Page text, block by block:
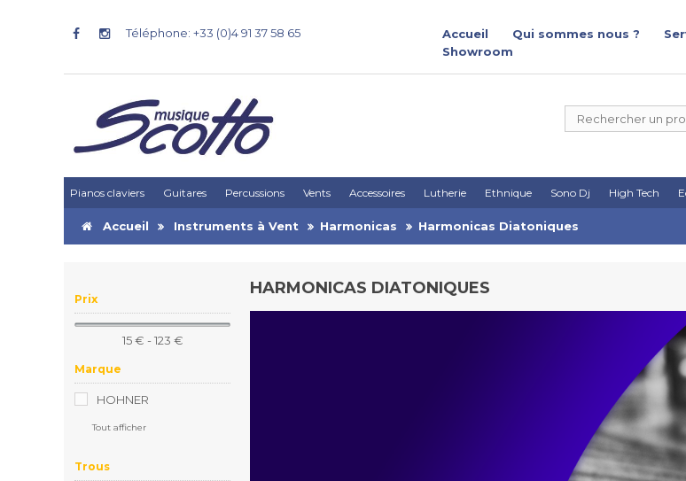
Téléphone: +33 (0)4 91 37 58 65 Accueil Qui sommes nous ?
Showroom
Pianos claviers Guitares Percussions Vents Accessoires Lutherie Ethnique Sono Dj High Tech
Accueil Instruments à Vent Harmonicas Harmonicas Diatoniques
Prix
15 € - 123 €
Marque
HOHNER
Tout afficher
Trous
HARMONICAS DIATONIQUES